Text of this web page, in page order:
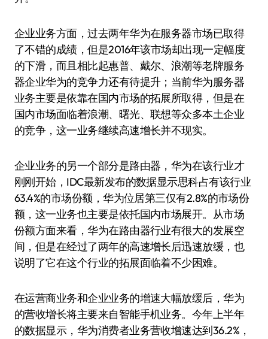
企业业务方面，过去两年华为在服务器市场已取得
了不错的成绩，但是2016年该市场却出现一定幅度
的下滑，而且相比起惠普、戴尔、浪潮等老牌服务
器企业华为的竞争力还有待提升；当前华为服务器
业务主要是依靠在国内市场的拓展所取得，但是在
国内市场面临着浪潮、曙光、联想等众多本土企业
的竞争，这一业务继续高速增长并不现实。
企业业务的另一个部分是路由器，华为在该行业才
刚刚开始，IDC最新发布的数据显示思科占有该行业
63.4%的市场份额，华为位居第三仅有2.8%的市场份
额，这一业务也主要是依托国内市场展开。从市场
份额方面来看，华为在路由器行业有很大的发展空
间，但是在经过了两年的高速增长后迅速放缓，也
说明了它在这个行业的拓展面临着不少困难。
在运营商业务和企业业务的增速大幅放缓后，华为
的营收增长将主要来自智能手机业务。今年上半年
的数据显示，华为消费者业务营收增速达到36.2%，